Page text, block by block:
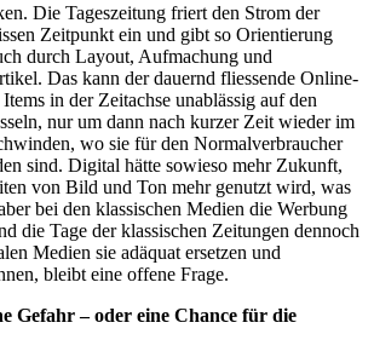
Die Tageszeitung friert den Strom der
Zeitpunkt ein und gibt so Orientierung
durch Layout, Aufmachung und
Das kann der dauernd fliessende Online-
in der Zeitachse unablässig auf den
nur um dann nach kurzer Zeit wieder im
wo sie für den Normalverbraucher
sind. Digital hätte sowieso mehr Zukunft,
von Bild und Ton mehr genutzt wird, was
bei den klassischen Medien die Werbung
die Tage der klassischen Zeitungen dennoch
Medien sie adäquat ersetzen und
bleibt eine offene Frage.
Gefahr – oder eine Chance für die